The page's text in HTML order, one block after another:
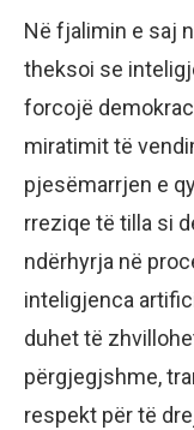
Në fjalimin e saj
theksoi se
forcojë
miratimit të
pjesëmarrjen e
rreziqe të tilla si
ndërhyrja në
inteligjenca
duhet të
përgjegjshme,
respekt për të